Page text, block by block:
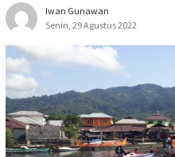
Iwan Gunawan
Senin, 29 Agustus 2022